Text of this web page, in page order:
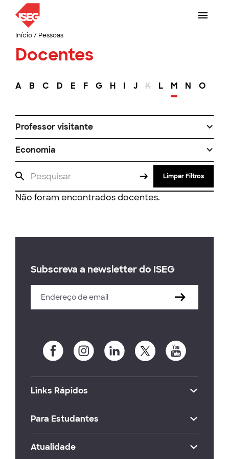
Início/ Pessoas
Docentes
A B C D E F G H I J K L M N O
Professor visitante
Economia
Limpar Filtros
Não foram encontrados docentes.
Subscreva a newsletter do ISEG
Links Rápidos
Para Estudantes
Atualidade